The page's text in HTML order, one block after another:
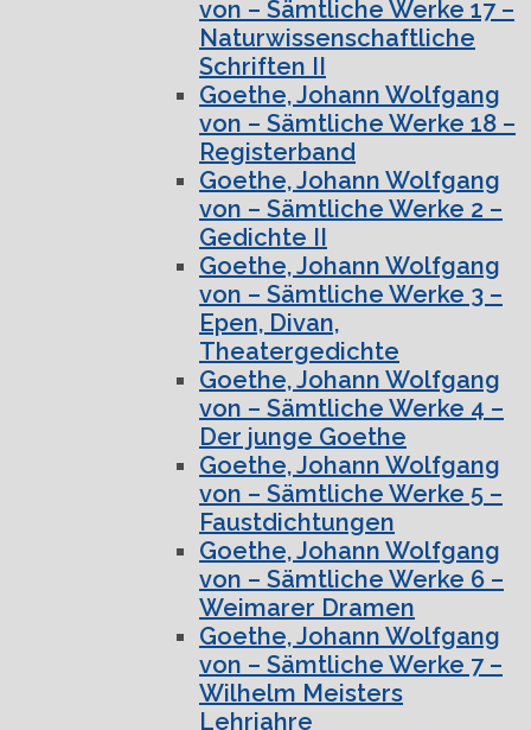
von – Sämtliche Werke 17 –
Naturwissenschaftliche
Schriften II
Goethe, Johann Wolfgang
von – Sämtliche Werke 18 –
Registerband
Goethe, Johann Wolfgang
von – Sämtliche Werke 2 –
Gedichte II
Goethe, Johann Wolfgang
von – Sämtliche Werke 3 –
Epen, Divan,
Theatergedichte
Goethe, Johann Wolfgang
von – Sämtliche Werke 4 –
Der junge Goethe
Goethe, Johann Wolfgang
von – Sämtliche Werke 5 –
Faustdichtungen
Goethe, Johann Wolfgang
von – Sämtliche Werke 6 –
Weimarer Dramen
Goethe, Johann Wolfgang
von – Sämtliche Werke 7 –
Wilhelm Meisters
Lehrjahre